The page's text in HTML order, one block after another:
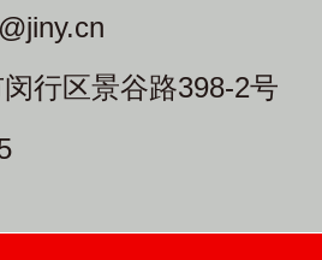
行区景谷路398-2号